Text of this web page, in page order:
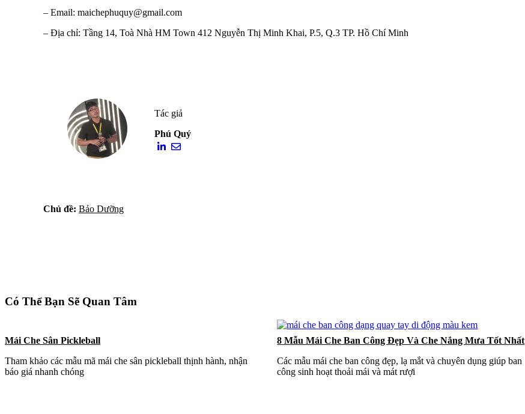
– Email: maichephuquy@gmail.com
– Địa chỉ: Tầng 14, Toà Nhà HM Town 412 Nguyễn Thị Minh Khai, P.5, Q.3 TP. Hồ Chí Minh
Tác giả
Phú Quý
Chủ đề: Bảo Dưỡng
Có Thể Bạn Sẽ Quan Tâm
Mái Che Sân Pickleball
Tham khảo các mẫu mã mái che sân pickleball thịnh hành, nhận
báo giá nhanh chóng
8 Mẫu Mái Che Ban Công Đẹp Và Che Nắng Mưa Tốt Nhất
Các mẫu mái che ban công đẹp, lạ mắt và chuyên dụng giúp ban
công sinh hoạt thoải mái và mát rượi